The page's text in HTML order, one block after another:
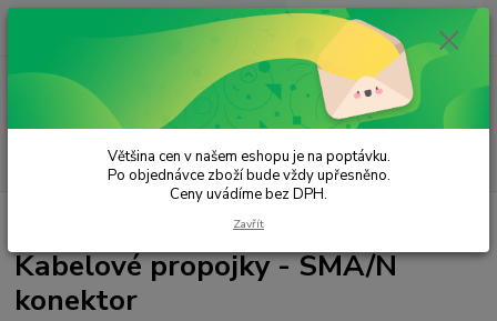
ks
za 0,00 Kč
Kabelové propojky - SMA/N konektor
Kabelové propojky - SMA/N
konektor
Většina cen v našem eshopu je na poptávku.
Po objednávce zboží bude vždy upřesněno.
Ceny uvádíme bez DPH.
Zavřít